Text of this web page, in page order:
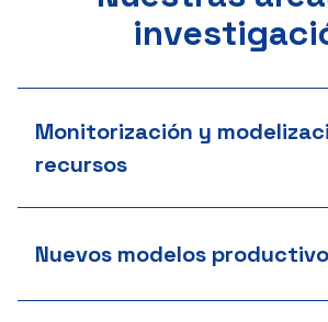
Monitorización y
recursos
Nuevos modelos